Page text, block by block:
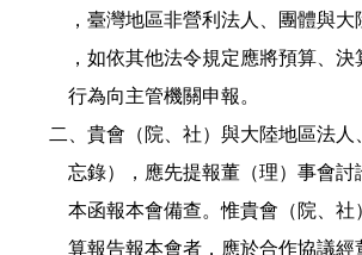
，臺灣地區非營利法人、團體
，如依其他法令規定應將預算
              行為向主管機關申報。
二、貴會（院、社）與大陸地區
忘錄），應先提報董（理）事
本函報本會備查。惟貴會（院
算報告報本會者，應於合作協